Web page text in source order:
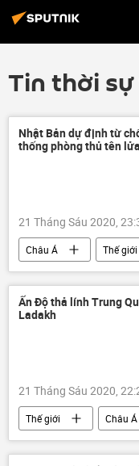
Tin thời sự
Nhật Bản dự định từ
thống phòng thủ tên
21 Tháng Sáu 2020,
Châu Á Thế giới
Ấn Độ thả lính Trung
Ladakh
21 Tháng Sáu 2020,
Thế giới Châu Á